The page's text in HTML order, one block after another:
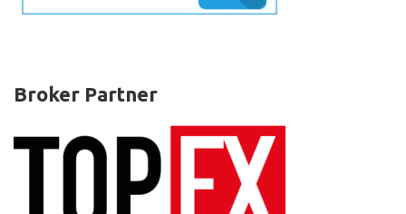
Broker Partner